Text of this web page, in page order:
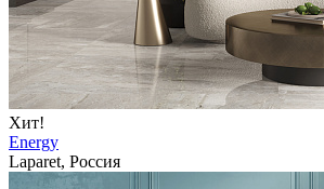
Хит!
Energy
Laparet, Россия